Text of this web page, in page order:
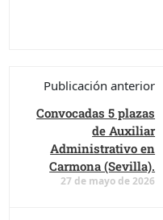
Publicación anterior
Convocadas 5 plazas
de Auxiliar
Administrativo en
Carmona (Sevilla).
27 de mayo de 2026